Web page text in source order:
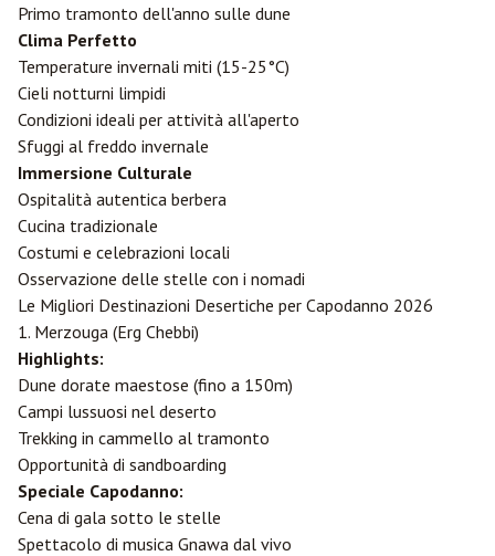
Primo tramonto dell'anno sulle dune
Clima Perfetto
Temperature invernali miti (15-25°C)
Cieli notturni limpidi
Condizioni ideali per attività all'aperto
Sfuggi al freddo invernale
Immersione Culturale
Ospitalità autentica berbera
Cucina tradizionale
Costumi e celebrazioni locali
Osservazione delle stelle con i nomadi
Le Migliori Destinazioni Desertiche per Capodanno 2026
1. Merzouga (Erg Chebbi)
Highlights:
Dune dorate maestose (fino a 150m)
Campi lussuosi nel deserto
Trekking in cammello al tramonto
Opportunità di sandboarding
Speciale Capodanno:
Cena di gala sotto le stelle
Spettacolo di musica Gnawa dal vivo